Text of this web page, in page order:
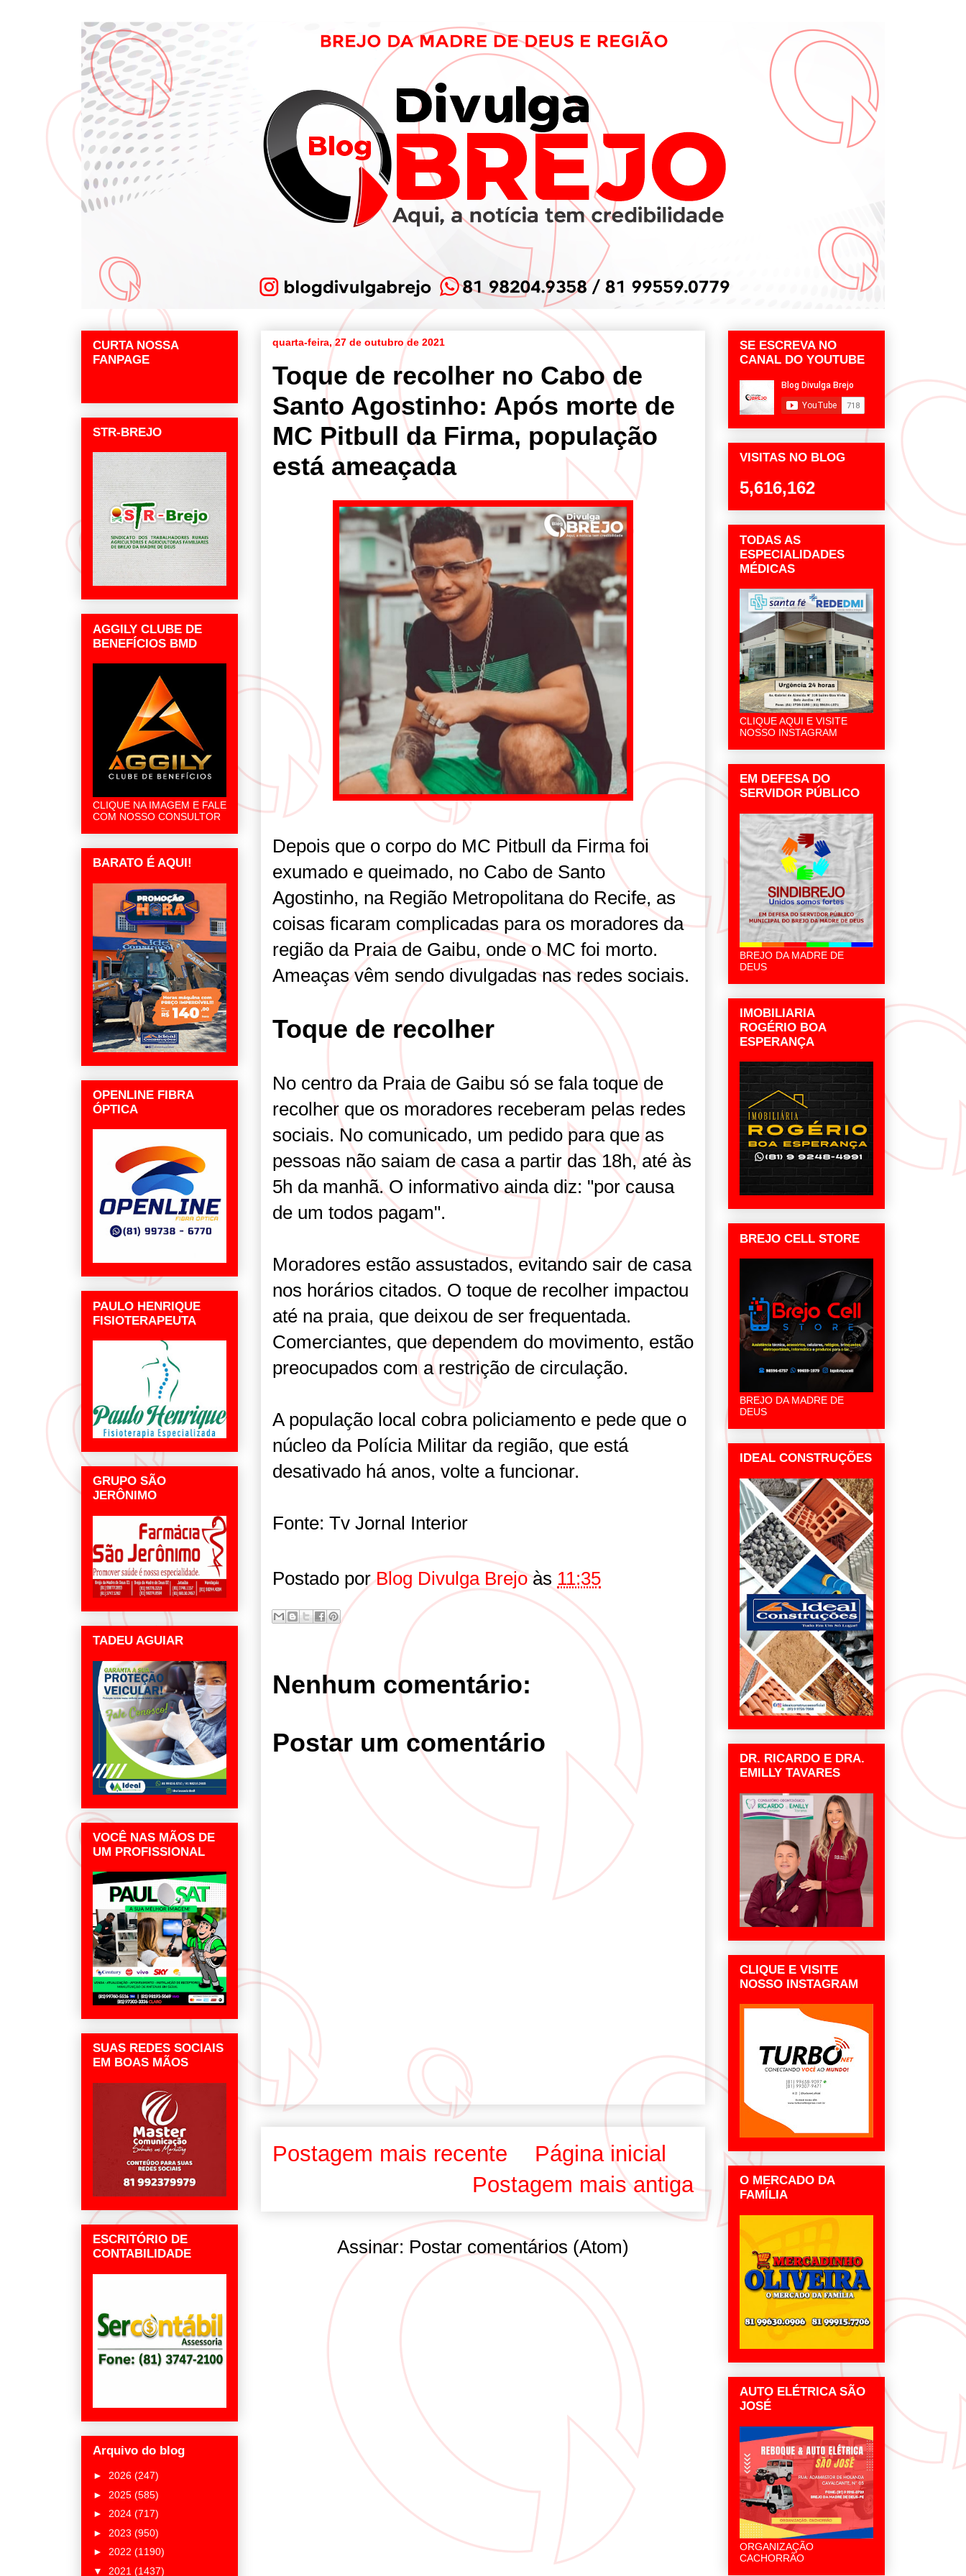
quarta-feira, 27 de outubro de 2021
Toque de recolher no Cabo de
Santo Agostinho: Após morte de
MC Pitbull da Firma, população
está ameaçada
Depois que o corpo do MC Pitbull da Firma foi
exumado e queimado, no Cabo de Santo
Agostinho, na Região Metropolitana do Recife, as
coisas ficaram complicadas para os moradores da
região da Praia de Gaibu, onde o MC foi morto.
Ameaças vêm sendo divulgadas nas redes sociais.
Toque de recolher
No centro da Praia de Gaibu só se fala toque de
recolher que os moradores receberam pelas redes
sociais. No comunicado, um pedido para que as
pessoas não saiam de casa a partir das 18h, até às
5h da manhã. O informativo ainda diz: "por causa
de um todos pagam".
Moradores estão assustados, evitando sair de casa
nos horários citados. O toque de recolher impactou
até na praia, que deixou de ser frequentada.
Comerciantes, que dependem do movimento, estão
preocupados com a restrição de circulação.
A população local cobra policiamento e pede que o
núcleo da Polícia Militar da região, que está
desativado há anos, volte a funcionar.
Fonte: Tv Jornal Interior
Postado porBlog Divulga Brejo às 11:35
Nenhum comentário:
Postar um comentário
Postagem mais recente
Postagem mais antiga
Página inicial
Assinar: Postar comentários (Atom)
CURTA NOSSA
FANPAGE
STR-BREJO
AGGILY CLUBE DE
BENEFÍCIOS BMD
CLIQUE NA IMAGEM E FALE
COM NOSSO CONSULTOR
BARATO É AQUI!
OPENLINE FIBRA
ÓPTICA
PAULO HENRIQUE
FISIOTERAPEUTA
GRUPO SÃO
JERÔNIMO
TADEU AGUIAR
VOCÊ NAS MÃOS DE
UM PROFISSIONAL
SUAS REDES SOCIAIS
EM BOAS MÃOS
ESCRITÓRIO DE
CONTABILIDADE
Arquivo do blog
► 2026 (247)
► 2025 (585)
► 2024 (717)
► 2023 (950)
► 2022 (1190)
▼ 2021 (1437)
SE ESCREVA NO
CANAL DO YOUTUBE
VISITAS NO BLOG
5,616,162
TODAS AS
ESPECIALIDADES
MÉDICAS
CLIQUE AQUI E VISITE
NOSSO INSTAGRAM
EM DEFESA DO
SERVIDOR PÚBLICO
BREJO DA MADRE DE
DEUS
IMOBILIARIA
ROGÉRIO BOA
ESPERANÇA
BREJO CELL STORE
BREJO DA MADRE DE
DEUS
IDEAL CONSTRUÇÕES
DR. RICARDO E DRA.
EMILLY TAVARES
CLIQUE E VISITE
NOSSO INSTAGRAM
O MERCADO DA
FAMÍLIA
AUTO ELÉTRICA SÃO
JOSÉ
ORGANIZAÇÃO
CACHORRÃO